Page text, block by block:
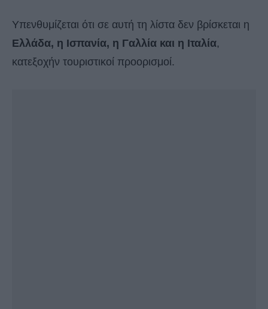
Υπενθυμίζεται ότι σε αυτή τη λίστα δεν βρίσκεται η
Ελλάδα, η Ισπανία, η Γαλλία και η Ιταλία,
κατεξοχήν τουριστικοί προορισμοί.